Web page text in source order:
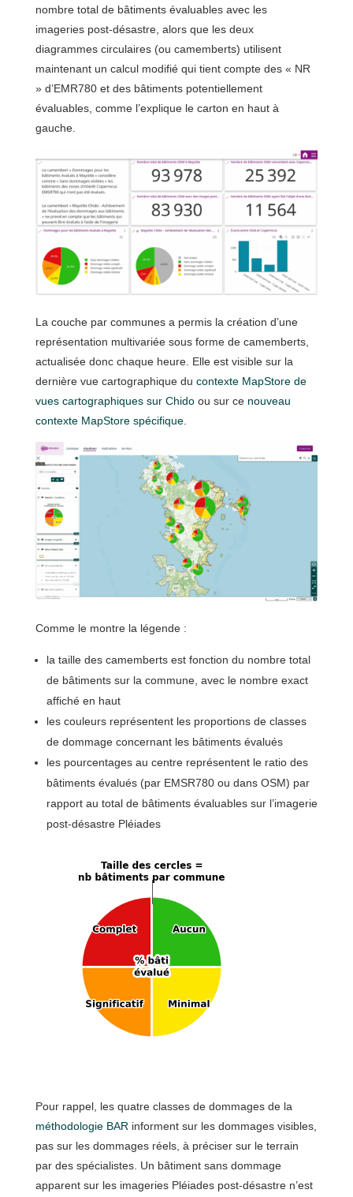
nombre total de bâtiments évaluables avec les
imageries post-désastre, alors que les deux
diagrammes circulaires (ou camemberts) utilisent
maintenant un calcul modifié qui tient compte des « NR
» d’EMR780 et des bâtiments potentiellement
évaluables, comme l’explique le carton en haut à
gauche.
La couche par communes a permis la création d’une
représentation multivariée sous forme de camemberts,
actualisée donc chaque heure. Elle est visible sur la
dernière vue cartographique du contexte MapStore de
vues cartographiques sur Chidoou sur ce nouveau
contexte MapStore spécifique.
Comme le montre la légende :
la taille des camemberts est fonction du nombre total
de bâtiments sur la commune, avec le nombre exact
affiché en haut
les couleurs représentent les proportions de classes
de dommage concernant les bâtiments évalués
les pourcentages au centre représentent le ratio des
bâtiments évalués (par EMSR780 ou dans OSM) par
rapport au total de bâtiments évaluables sur l’imagerie
post-désastre Pléiades
Pour rappel, les quatre classes de dommages de la
méthodologie BAR informent sur les dommages visibles,
pas sur les dommages réels, à préciser sur le terrain
par des spécialistes. Un bâtiment sans dommage
apparent sur les imageries Pléiades post-désastre n’est